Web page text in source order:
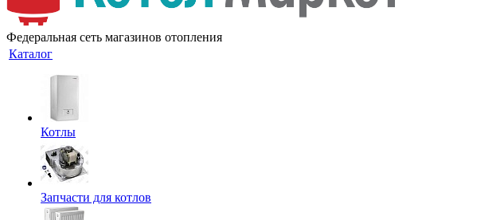
Федеральная сеть магазинов отопления
Каталог
Котлы
Запчасти для котлов